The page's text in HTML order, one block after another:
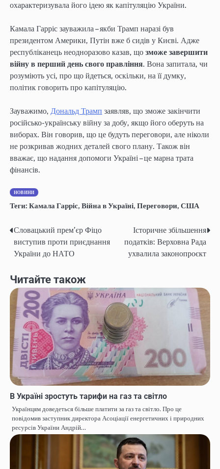
охарактеризувала його ідею як капітуляцію України.
Камала Гарріс зауважила – якби Трамп наразі був
президентом Америки, Путін вже б сидів у Києві. Адже
республіканець неодноразово казав, що зможе завершити
війну в перший день свого правління. Вона запитала, чи
розуміють усі, про що йдеться, оскільки, на її думку,
політик говорить про капітуляцію.
Зауважимо, Дональд Трамп заявляв, що зможе закінчити
російсько-українську війну за добу, якщо його оберуть на
виборах. Він говорив, що це будуть переговори, але ніколи
не розкривав жодних деталей свого плану. Також він
вважає, що надання допомоги Україні – це марна трата
фінансів.
НОВИНИ
Теги: Камала Гарріс, Війна в Україні, Переговори, США
Навігація
записів
Словацький прем’єр Фіцо
виступив проти приєднання
України до НАТО
Історичне збільшення
податків: Верховна Рада
ухвалила законопроєкт
Читайте також
В Україні зростуть тарифи на газ та світло
Українцям доведеться більше платити за газ та світло. Про це
повідомив заступник директора Асоціації енергетичних і природних
ресурсів України Андрій…